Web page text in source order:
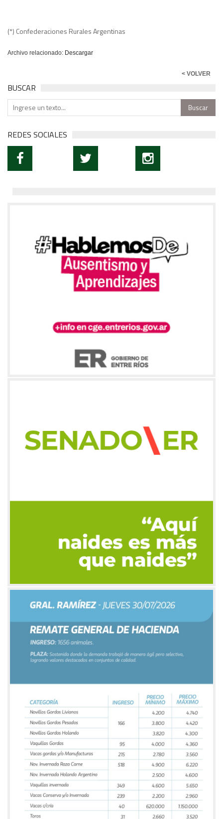
(*) Confederaciones Rurales Argentinas
Archivo relacionado: Descargar
< VOLVER
BUSCAR
REDES SOCIALES